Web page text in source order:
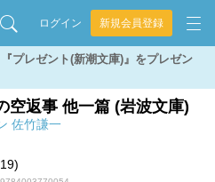
ログイン 新規会員登録
プレゼント(新潮文庫)』をプレゼン
空返事 他一篇 (岩波文庫)
佐竹謙一